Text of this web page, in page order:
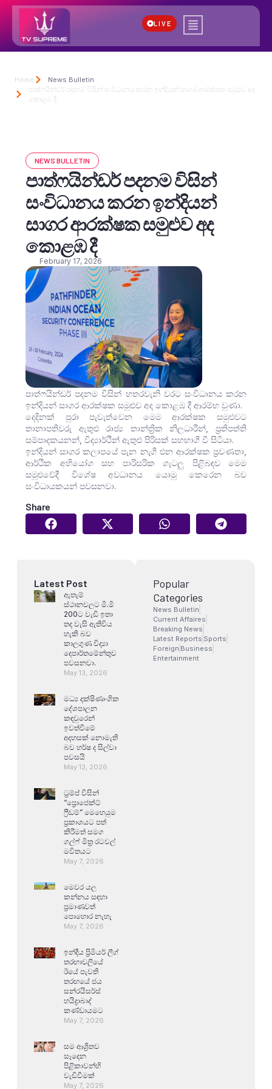
LIVE
Home
News Bulletin
පාත්ෆයින්ඩර් පදනම විසින් සංවිධානය කරන ඉන්දියන් සාගර ආරක්ෂක සමුළුව අද
කොළඹ දී
NEWS BULLETIN
පාත්ෆයින්ඩර් පදනම විසින්
සංවිධානය කරන ඉන්දියන්
සාගර ආරක්ෂක සමුළුව අද
කොළඹ දී
February 17, 2026
පාත්ෆයින්ඩර් පදනම විසින් හතරවැනි වරට සංවිධානය කරන
ඉන්දියන් සාගර ආරක්ෂක සමුළුව අද කොළඹ දී ආරම්භ වුණා.
දෙදිනක් පුරා පැවැත්වෙන මෙම ආරක්ෂක සමුළුවට
තානාපතිවරු ඇතුළු රාජ්‍ය තාන්ත්‍රික නිලධාරීන්, ප්‍රතිපත්ති
සම්පාදකයනන්, විද්‍යාර්ථීන් ඇතුළු පිරිසක් සහභාගී වී සිටියා.
ඉන්දියන් සාගර කලාපයේ පැන නැගී එන ආරක්ෂක ප්‍රවණතා,
ආර්ථික අභියෝග සහ පාරිසරික ගැටලු පිළිබඳව මෙම
සමුළුවේදී විශේෂ අවධානය යොමු කෙරෙන බව
සංවිධායකයන් පවසනවා.
Share
Latest Post
ඇතැම්
ස්ථානවලට මි.මි
200ට වැඩි ඉතා
තද වැසි ඇතිවිය
හැකි බව
කාලගුණ විද්‍යා
දෙපාර්තමේන්තුව
පවසනවා.
May 13, 2026
මධ්‍ය දක්ෂිණාංශික
දේශපාලන
කඳවුරෙන්
ඉවත්වීමේ
අදහසක් නොමැති
බව හර්ෂ ද සිල්වා
පවසයි
May 13, 2026
ට්‍රම්ප් විසින්
“ප්‍රොජෙක්ට්
ෆ්‍රීඩම්” මෙහෙයුම
ප්‍රකාශයට පත්
කිරීමත් සමග
ගල්ෆ් මිත්‍ර රටවල්
මවිතයට
May 7, 2026
මෙවර යල
කන්නය සඳහා
ප්‍රමාණවත්
පොහොර නැහැ
May 7, 2026
ඉන්දීය ප්‍රිමියර් ලීග්
තරඟාවලියේ
ඊයේ පැවති
තරඟයේ ජය
සන්රයිසර්ස්
හයිද්‍රාබාද්
කණ්ඩායමට
May 7, 2026
සම ආශ්‍රිතව
සෑදෙන
පිළිකාවන්හි
වැඩිවීමක්
May 7, 2026
Popular
Categories
News Bulletin
Current Affaires
Breaking News
Latest Reports Sports
Foreign Business
Entertainment